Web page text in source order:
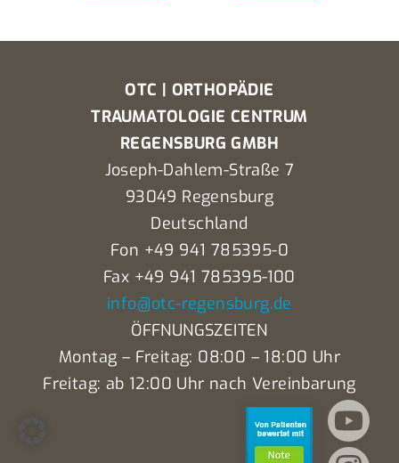
OTC | ORTHOPÄDIE
TRAUMATOLOGIE CENTRUM
REGENSBURG GMBH
Joseph-Dahlem-Straße 7
93049 Regensburg
Deutschland
Fon +49 941 785395-0
Fax +49 941 785395-100
info@otc-regensburg.de
ÖFFNUNGSZEITEN
Montag – Freitag: 08:00 – 18:00 Uhr
Freitag: ab 12:00 Uhr nach Vereinbarung